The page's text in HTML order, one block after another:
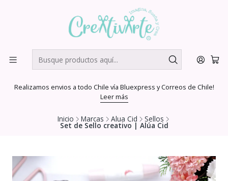
Realizamos envios a todo Chile vía Bluexpress y Correos de Chile!
Leer más
Inicio Marcas Alua Cid Sellos
Set de Sello creativo | Alúa Cid